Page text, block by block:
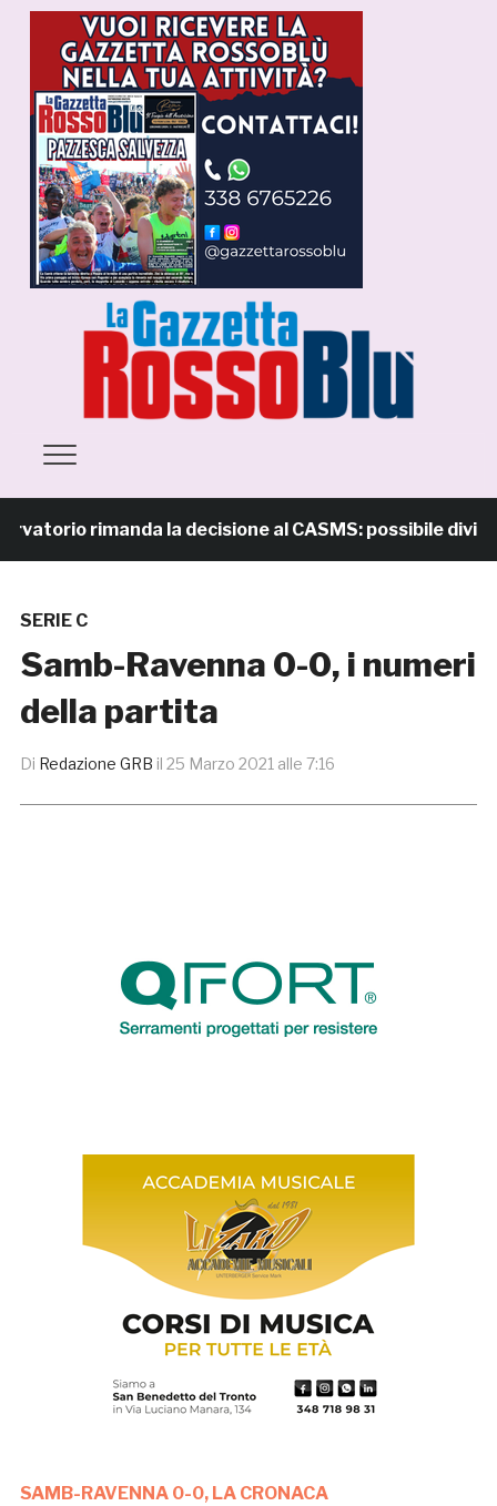
rimanda la decisione al CASMS: possibile divieto
SERIE C
Samb-Ravenna 0-0, i numeri
della partita
Di Redazione GRB il 25 Marzo 2021 alle 7:16
SAMB-RAVENNA 0-0, LA CRONACA